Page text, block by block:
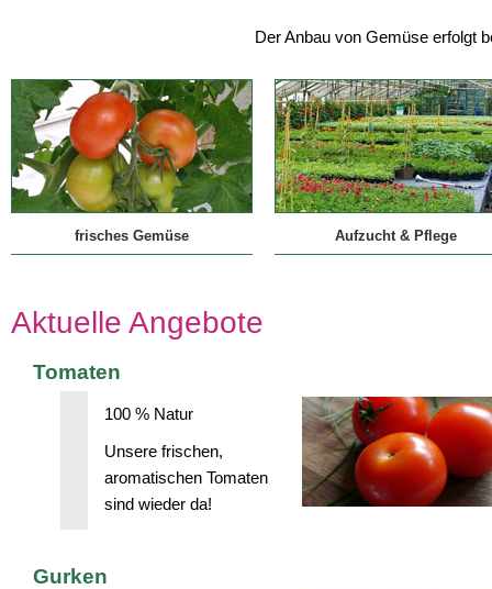
Der Anbau von Gemüse erfolgt
frisches Gemüse Aufzucht & Pflege
Aktuelle Angebote
Tomaten
100 % Natur
Unsere frischen,
aromatischen Tomaten
sind wieder da!
Gurken